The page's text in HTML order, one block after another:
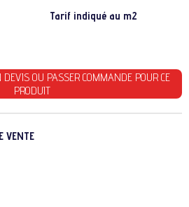
Tarif indiqué au m2
OU PASSER COMMANDE POUR CE
PRODUIT
VENTE